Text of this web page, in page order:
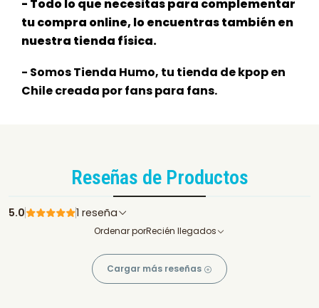
- Todo lo que necesitas para complementar
tu compra online, lo encuentras también en
nuestra tienda física.
- Somos Tienda Humo, tu tienda de kpop en
Chile creada por fans para fans.
Reseñas de Productos
5.0 1 reseña
Ordenar porRecién llegados
Cargar más reseñas